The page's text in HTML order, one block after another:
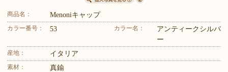
商品名： Menoniキャップ
カラー番号： 53 カラー名：
アンティークシルバ
ー
産地： イタリア
素材： 真鍮